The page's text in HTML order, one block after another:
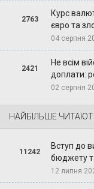
2763
Курс
євро та
04 серпня
2421
Не всім
доплати:
02 серпня
НАЙБІЛЬШЕ
11242
Вступ до
бюджету
12 липня